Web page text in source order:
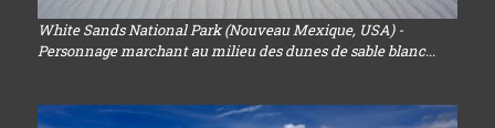
White Sands National Park (Nouveau Mexique, USA) -
Personnage marchant au milieu des dunes de sable blanc...